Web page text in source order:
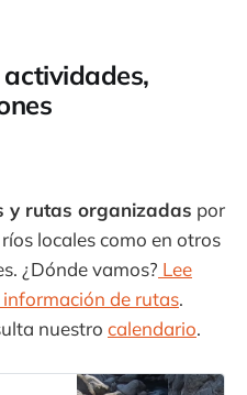
*
y rutas organizadas por
locales como en otros
¿Dónde vamos? Lee
de rutas.
nuestro calendario.